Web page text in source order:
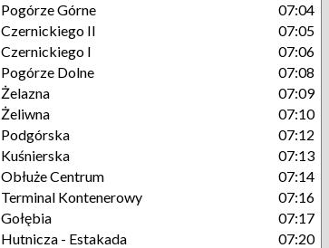
Pogórze Górne
07:04
Czernickiego II
07:05
Czernickiego I
07:06
Pogórze Dolne
07:08
Żelazna
07:09
Żeliwna
07:10
Podgórska
07:12
Kuśnierska
07:13
Obłuże Centrum
07:14
Terminal Kontenerowy
07:16
Gołębia
07:17
Hutnicza - Estakada
07:20